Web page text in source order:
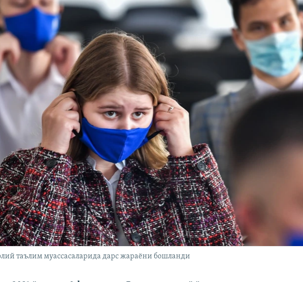
таълим муассасаларида дарс жараёни бошланди